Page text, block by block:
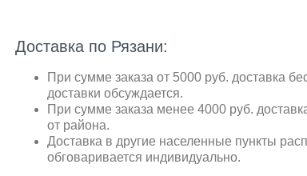
Доставка по Рязани:
При сумме заказа от 5000 руб. доставка
доставки обсуждается.
При сумме заказа менее 4000 руб.
от района.
Доставка в другие населенные пункты
обговаривается индивидуально.